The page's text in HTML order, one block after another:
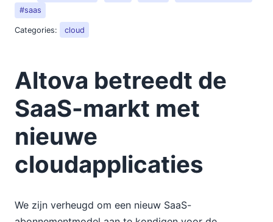
#saas
Categories: cloud
Altova betreedt de
SaaS-markt met
nieuwe
cloudapplicaties
We zijn verheugd om een nieuw SaaS-